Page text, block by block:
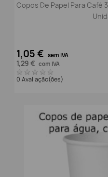
Copos De Papel Para Café
1,05 € sem IVA
1,29 € com IVA
0 Avaliação(ões)